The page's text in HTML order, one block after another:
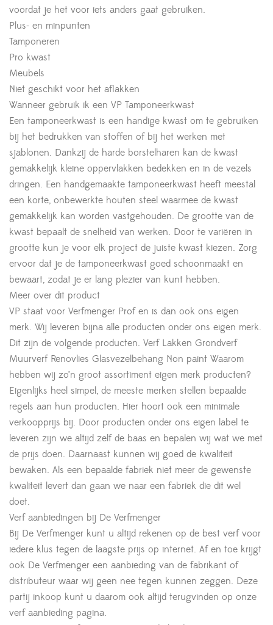
voordat je het voor iets anders gaat gebruiken.
Plus- en minpunten
Tamponeren
Pro kwast
Meubels
Niet geschikt voor het aflakken
Wanneer gebruik ik een VP Tamponeerkwast
Een tamponeerkwast is een handige kwast om te gebruiken
bij het bedrukken van stoffen of bij het werken met
sjablonen. Dankzij de harde borstelharen kan de kwast
gemakkelijk kleine oppervlakken bedekken en in de vezels
dringen. Een handgemaakte tamponeerkwast heeft meestal
een korte, onbewerkte houten steel waarmee de kwast
gemakkelijk kan worden vastgehouden. De grootte van de
kwast bepaalt de snelheid van werken. Door te variëren in
grootte kun je voor elk project de juiste kwast kiezen. Zorg
ervoor dat je de tamponeerkwast goed schoonmaakt en
bewaart, zodat je er lang plezier van kunt hebben.
Meer over dit product
VP staat voor Verfmenger Prof en is dan ook ons eigen
merk. Wij leveren bijna alle producten onder ons eigen merk.
Dit zijn de volgende producten. Verf Lakken Grondverf
Muurverf Renovlies Glasvezelbehang Non paint Waarom
hebben wij zo’n groot assortiment eigen merk producten?
Eigenlijks heel simpel, de meeste merken stellen bepaalde
regels aan hun producten. Hier hoort ook een minimale
verkoopprijs bij. Door producten onder ons eigen label te
leveren zijn we altijd zelf de baas en bepalen wij wat we met
de prijs doen. Daarnaast kunnen wij goed de kwaliteit
bewaken. Als een bepaalde fabriek niet meer de gewenste
kwaliteit levert dan gaan we naar een fabriek die dit wel
doet.
Verf aanbiedingen bij De Verfmenger
Bij De Verfmenger kunt u altijd rekenen op de best verf voor
iedere klus tegen de laagste prijs op internet. Af en toe krijgt
ook De Verfmenger een aanbieding van de fabrikant of
distributeur waar wij geen nee tegen kunnen zeggen. Deze
partij inkoop kunt u daarom ook altijd terugvinden op onze
verf aanbieding pagina.